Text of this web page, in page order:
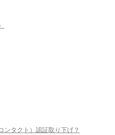
ンタクト）認証取り下げ？